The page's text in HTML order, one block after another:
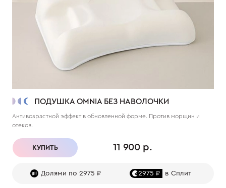
ПОДУШКА OMNIA БЕЗ НАВОЛОЧКИ
Антивозрастной эффект в обновленной форме. Против морщин и
отеков.
КУПИТЬ 11 900 р.
Долями по 2975 ₽ 2975 ₽ в Сплит